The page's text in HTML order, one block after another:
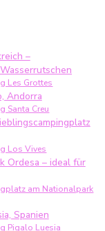
–
Les Grottes
Andorra
Santa Creu
Los Vives
Ordesa – ideal für
am Nationalpark
Spanien
Pigalo Luesia